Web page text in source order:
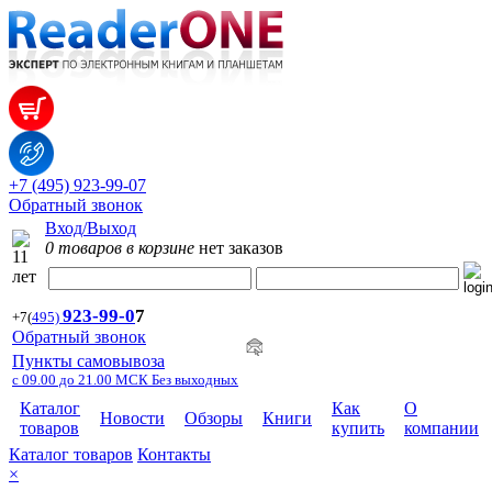
+7 (495) 923-99-07
Обратный звонок
Вход/Выход
0 товаров в корзине нет заказов
+7(495) 923-99-07
Обратный звонок
Пункты самовывоза
с 09.00 до 21.00 МСК Без выходных
Каталог
товаров
Новости Обзоры Книги
Как
купить
О
компании
Каталог товаров Контакты
×